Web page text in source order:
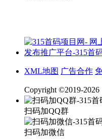
XML地图 广告合作
Copyright ©2019-2026
扫码加QQ群
扫码加微信